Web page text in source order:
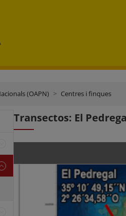
(OAPN) Centres i finques
Transectos: El